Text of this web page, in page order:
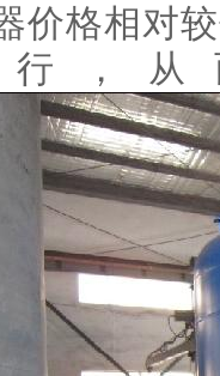
价格相对
行，从